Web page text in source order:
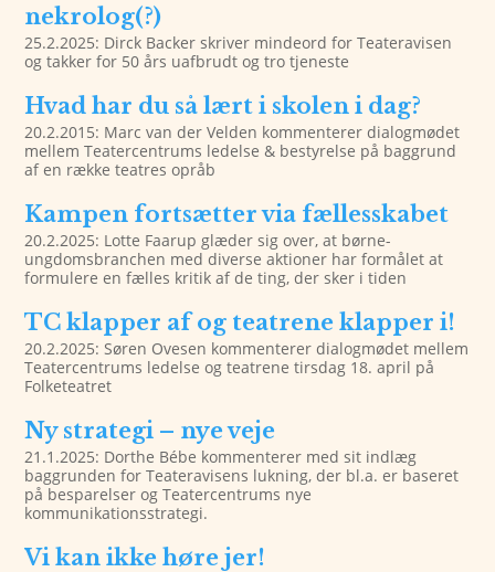
nekrolog(?)
25.2.2025: Dirck Backer skriver mindeord for Teateravisen
og takker for 50 års uafbrudt og tro tjeneste
Hvad har du så lært i skolen i dag?
20.2.2015: Marc van der Velden kommenterer dialogmødet
mellem Teatercentrums ledelse & bestyrelse på baggrund
af en række teatres opråb
Kampen fortsætter via fællesskabet
20.2.2025: Lotte Faarup glæder sig over, at børne-
ungdomsbranchen med diverse aktioner har formålet at
formulere en fælles kritik af de ting, der sker i tiden
TC klapper af og teatrene klapper i!
20.2.2025: Søren Ovesen kommenterer dialogmødet mellem
Teatercentrums ledelse og teatrene tirsdag 18. april på
Folketeatret
Ny strategi – nye veje
21.1.2025: Dorthe Bébe kommenterer med sit indlæg
baggrunden for Teateravisens lukning, der bl.a. er baseret
på besparelser og Teatercentrums nye
kommunikationsstrategi.
Vi kan ikke høre jer!